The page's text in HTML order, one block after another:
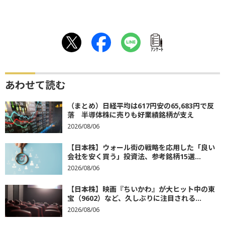
ｱﾝｹｰﾄ
あわせて読む
（まとめ）日経平均は617円安の65,683円で反
落 半導体株に売りも好業績銘柄が支え
2026/08/06
【日本株】ウォール街の戦略を応用した「良い
会社を安く買う」投資法、参考銘柄15選...
2026/08/06
【日本株】映画『ちいかわ』が大ヒット中の東
宝（9602）など、久しぶりに注目される...
2026/08/06